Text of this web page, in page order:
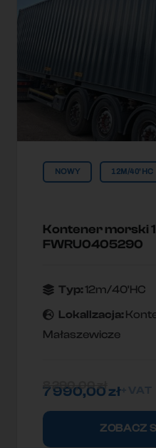
NOWY 12M/40'HC
Kontener morski
FWRU0405290
Typ:12m/40'HC
Lokallzacja:
Małaszewicze
7 990,00zł
8 290,00 zł
ZOBACZ